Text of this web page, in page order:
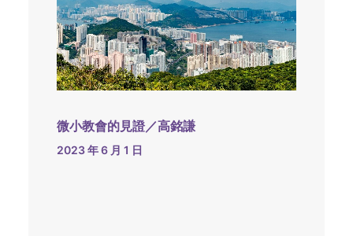
微小教會的見證／高銘謙
2023 年 6 月 1 日